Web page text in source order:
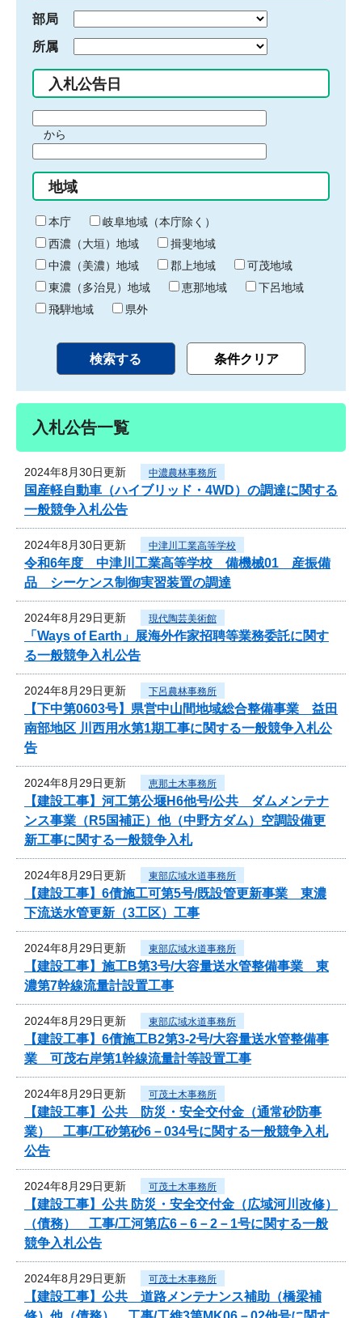
部局
所属
入札公告日
間
始
り
から
間
終
わ
り
地域
本庁
岐阜地域（本庁除く）
西濃（大垣）地域
揖斐地域
中濃（美濃）地域
郡上地域
可茂地域
東濃（多治見）地域
恵那地域
下呂地域
飛騨地域
県外
入札公告一覧
2024年8月30日更新 中濃農林事務所
国産軽自動車（ハイブリッド・4WD）の調達に関する
一般競争入札公告
2024年8月30日更新 中津川工業高等学校
令和6年度 中津川工業高等学校 備機械01 産振備
品 シーケンス制御実習装置の調達
2024年8月29日更新 現代陶芸美術館
「Ways of Earth」展海外作家招聘等業務委託に関す
る一般競争入札公告
2024年8月29日更新 下呂農林事務所
【下中第0603号】県営中山間地域総合整備事業 益田
南部地区 川西用水第1期工事に関する一般競争入札公
告
2024年8月29日更新 恵那土木事務所
【建設工事】河工第公堰H6他号/公共 ダムメンテナ
ンス事業（R5国補正）他（中野方ダム）空調設備更
新工事に関する一般競争入札
2024年8月29日更新 東部広域水道事務所
【建設工事】6債施工可第5号/既設管更新事業 東濃
下流送水管更新（3工区）工事
2024年8月29日更新 東部広域水道事務所
【建設工事】施工B第3号/大容量送水管整備事業 東
濃第7幹線流量計設置工事
2024年8月29日更新 東部広域水道事務所
【建設工事】6債施工B2第3-2号/大容量送水管整備事
業 可茂右岸第1幹線流量計等設置工事
2024年8月29日更新 可茂土木事務所
【建設工事】公共 防災・安全交付金（通常砂防事
業） 工事/工砂第砂6－034号に関する一般競争入札
公告
2024年8月29日更新 可茂土木事務所
【建設工事】公共 防災・安全交付金（広域河川改修）
（債務） 工事/工河第広6－6－2－1号に関する一般
競争入札公告
2024年8月29日更新 可茂土木事務所
【建設工事】公共 道路メンテナンス補助（橋梁補